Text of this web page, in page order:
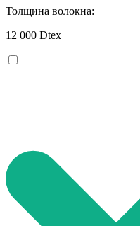
Толщина волокна:
12 000 Dtex